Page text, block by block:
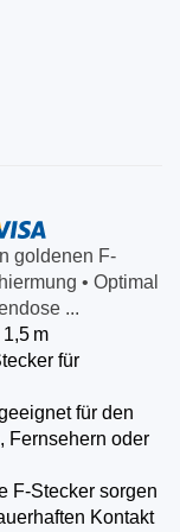
goldenen F-
• Optimal
...
m
für
für den
Fernsehern oder
F-Stecker sorgen
Kontakt